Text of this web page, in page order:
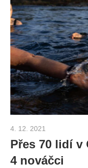
4. 12. 2021
Přes 70 lidí v
4 nováčci